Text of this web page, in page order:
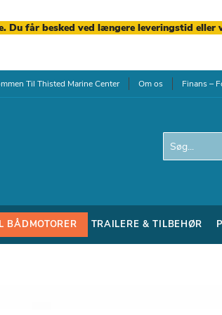
Du får besked ved længere leveringstid eller
Til Thisted Marine Center Om os Finans –
Search
BÅDMOTORER TRAILERE & TILBEHØR